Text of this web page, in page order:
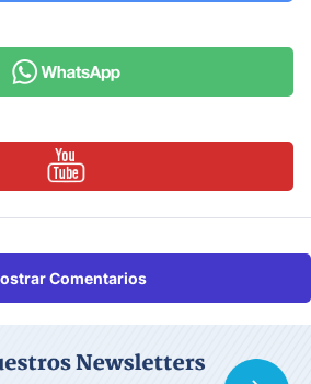
Comentarios